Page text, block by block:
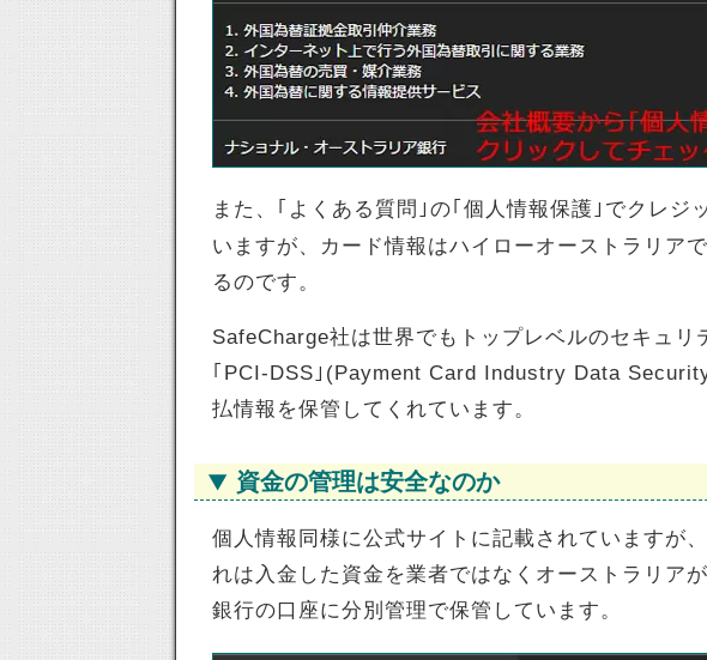
また、｢よくある質問｣の｢個人情報保護｣でクレジ
いますが、カード情報はハイローオーストラリアで
るのです。
SafeCharge社は世界でもトップレベルのセキュリ
｢PCI-DSS｣(Payment Card Industry Data
払情報を保管してくれています。
資金の管理は安全なのか
個人情報同様に公式サイトに記載されていますが、
れは入金した資金を業者ではなくオーストラリア
銀行の口座に分別管理で保管しています。